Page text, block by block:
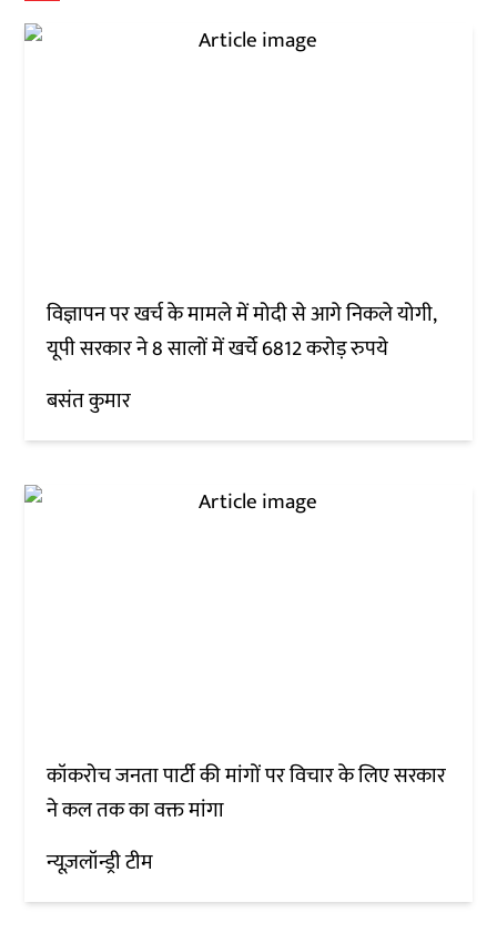
विज्ञापन पर खर्च के मामले में मोदी से आगे निकले योगी,
यूपी सरकार ने 8 सालों में खर्चे 6812 करोड़ रुपये
बसंत कुमार
कॉकरोच जनता पार्टी की मांगों पर विचार के लिए सरकार
ने कल तक का वक्त मांगा
न्यूज़लॉन्ड्री टीम